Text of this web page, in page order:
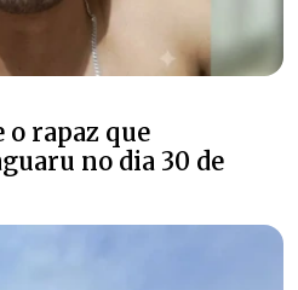
o rapaz que
no dia 30 de